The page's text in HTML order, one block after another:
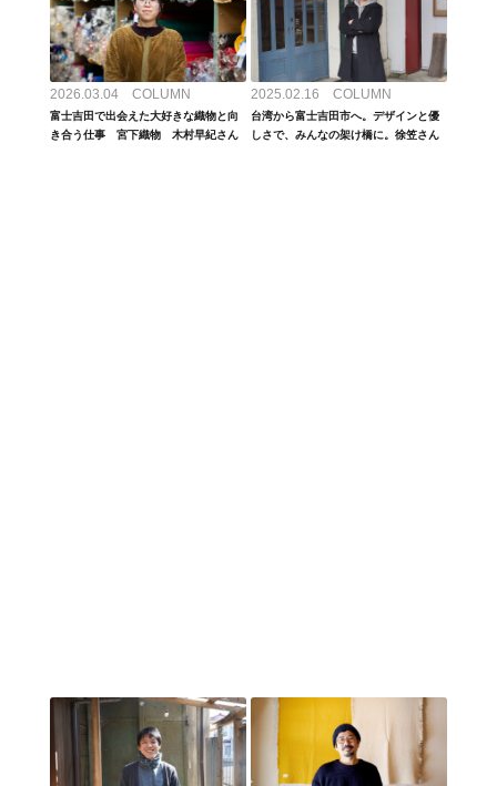
2026.03.04 COLUMN
富士吉田で出会えた大好きな織物と向
き合う仕事 宮下織物 木村早紀さん
2025.02.16 COLUMN
台湾から富士吉田市へ。デザインと優
しさで、みんなの架け橋に。徐笠さん